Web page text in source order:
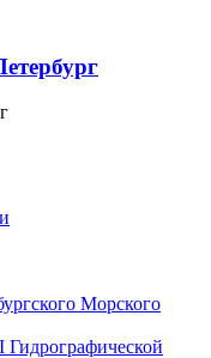
Морского
Гидрографической